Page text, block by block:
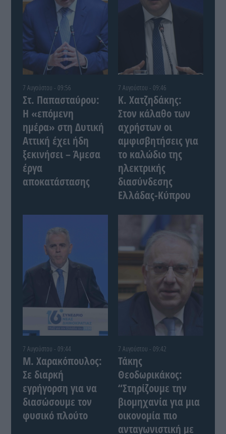
7 Αυγούστου - 09:56
Στ. Παπασταύρου:
Η «επόμενη
ημέρα» στη Δυτική
Αττική έχει ήδη
ξεκινήσει – Άμεσα
έργα
αποκατάστασης
7 Αυγούστου - 09:46
Κ. Χατζηδάκης:
Στον κάλαθο των
αχρήστων οι
αμφισβητήσεις για
το καλώδιο της
ηλεκτρικής
διασύνδεσης
Ελλάδας-Κύπρου
7 Αυγούστου - 09:44
Μ. Χαρακόπουλος:
Σε διαρκή
εγρήγορση για να
διασώσουμε τον
φυσικό πλούτο
7 Αυγούστου - 09:42
Τάκης
Θεοδωρικάκος:
“Στηρίζουμε την
βιομηχανία για μια
οικονομία πιο
ανταγωνιστική με